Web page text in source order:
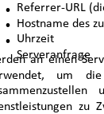
·
Referrer-URL
·
Hostname des
·
Serveranfrage
an einen
um
zu